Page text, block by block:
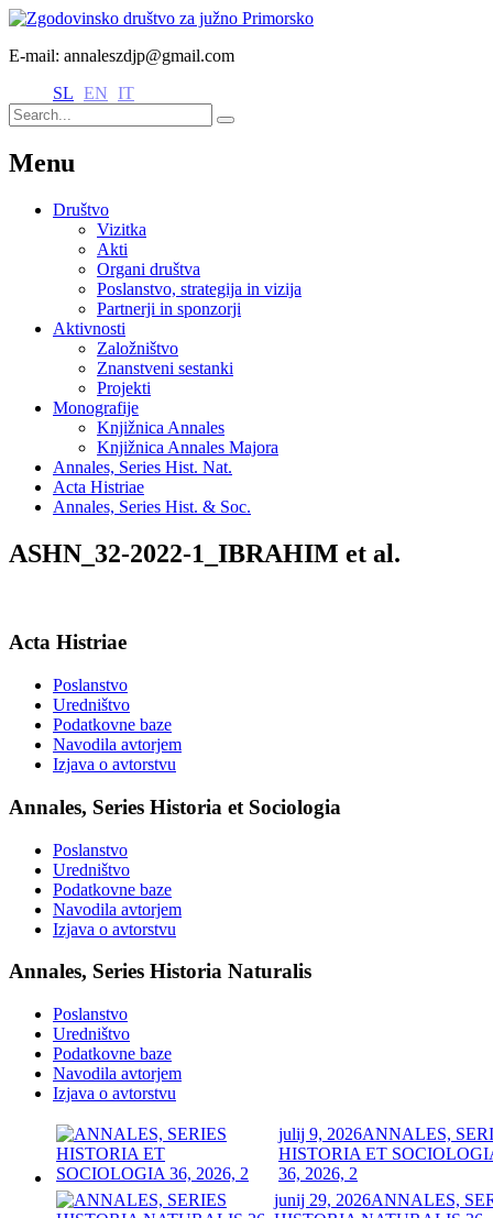
E-mail: annaleszdjp@gmail.com
SL EN IT
Menu
Društvo
Vizitka
Akti
Organi društva
Poslanstvo, strategija in vizija
Partnerji in sponzorji
Aktivnosti
Založništvo
Znanstveni sestanki
Projekti
Monografije
Knjižnica Annales
Knjižnica Annales Majora
Annales, Series Hist. Nat.
Acta Histriae
Annales, Series Hist. & Soc.
ASHN_32-2022-1_IBRAHIM et al.
Acta Histriae
Poslanstvo
Uredništvo
Podatkovne baze
Navodila avtorjem
Izjava o avtorstvu
Annales, Series Historia et Sociologia
Poslanstvo
Uredništvo
Podatkovne baze
Navodila avtorjem
Izjava o avtorstvu
Annales, Series Historia Naturalis
Poslanstvo
Uredništvo
Podatkovne baze
Navodila avtorjem
Izjava o avtorstvu
julij 9, 2026ANNALES,
HISTORIA ET
36, 2026, 2
junij 29, 2026ANNALES,